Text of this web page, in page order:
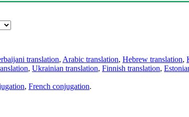
translation, Arabic translation, Hebrew translation,
, Ukrainian translation, Finnish translation,
, French conjugation.